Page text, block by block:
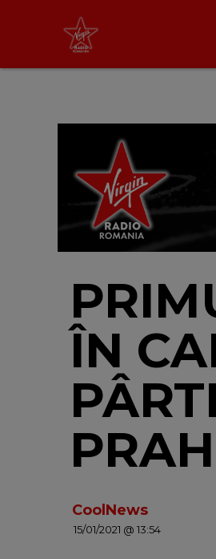
ÎN
CoolNews
15/01/2021 @ 13:54